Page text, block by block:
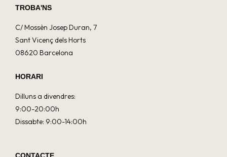
TROBA'NS
C/ Mossèn Josep Duran, 7
Sant Vicenç dels Horts
08620 Barcelona
HORARI
Dilluns a divendres:
9:00-20:00h
Dissabte: 9:00-14:00h
CONTACTE